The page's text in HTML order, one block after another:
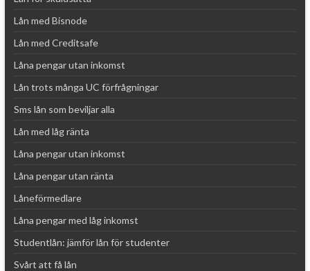
Lån med Bisnode
Lån med Creditsafe
Låna pengar utan inkomst
Lån trots många UC förfrågningar
Sms lån som beviljar alla
Lån med låg ränta
Låna pengar utan inkomst
Låna pengar utan ränta
Låneförmedlare
Låna pengar med låg inkomst
Studentlån: jämför lån för studenter
Svårt att få lån